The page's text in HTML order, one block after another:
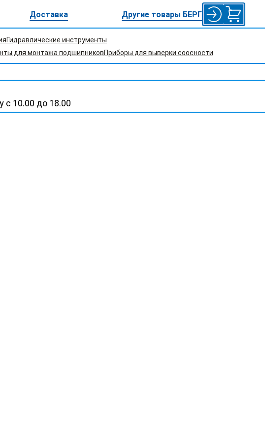
Доставка Другие товары БЕРГ
Гидравлические инструменты
для монтажа подшипниковПриборы для выверки соосности
с 10.00 до 18.00